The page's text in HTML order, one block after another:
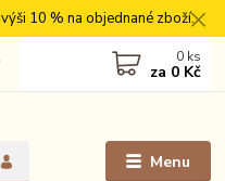
10 % na objednané zboží.
Menu
0 ks
za 0 Kč